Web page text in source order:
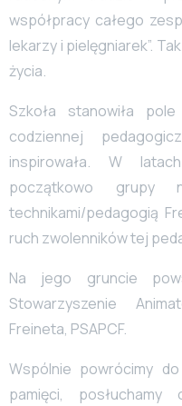
współpracy całego
lekarzy i pielęgniarek”.
życia.
Szkoła stanowiła
codziennej
inspirowała. W
początkowo grupy
technikami/pedagogią
ruch zwolenników tej
Na jego gruncie
Stowarzyszenie
Freineta, PSAPCF.
Wspólnie powrócimy
pamięci,